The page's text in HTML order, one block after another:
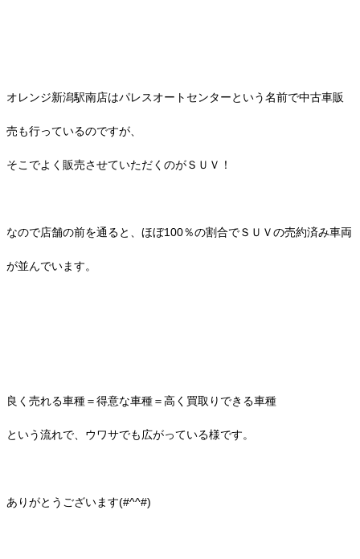
オレンジ新潟駅南店はパレスオートセンターという名前で中古車販
売も行っているのですが、
そこでよく販売させていただくのがＳＵＶ！
なので店舗の前を通ると、ほぼ100％の割合でＳＵＶの売約済み車両
が並んでいます。
良く売れる車種＝得意な車種＝高く買取りできる車種
という流れで、ウワサでも広がっている様です。
ありがとうございます(#^^#)